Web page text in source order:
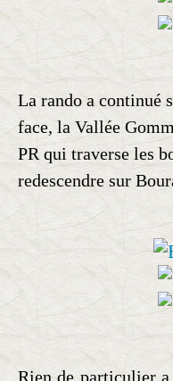
La rando a continué
face, la Vallée
PR qui traverse les
redescendre sur
Rien de particulier a